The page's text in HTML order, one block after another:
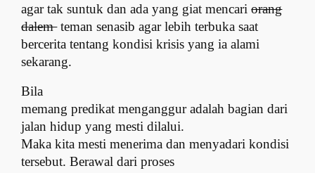
agar tak suntuk dan ada yang giat mencariorang
dalem teman senasib agar lebih terbuka saat
bercerita tentang kondisi krisis yang ia alami
sekarang.
Bila
memang predikat menganggur adalah bagian dari
jalan hidup yang mesti dilalui.
Maka kita mesti menerima dan menyadari kondisi
tersebut. Berawal dari proses